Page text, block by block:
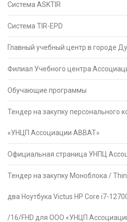
Система ASKTIR
Система TIR-EPD
Главный учебный центр в городе
Филиал Учебного центра
Обучающие программы
Тендер на закупку персонального
«УНЦП Ассоциации АВВАТ»
Официальная страница УНПЦ
Тендер на закупку Моноблока /
два Ноутбука Victus HP Core i7-
/16/FHD для ООО «УНЦП